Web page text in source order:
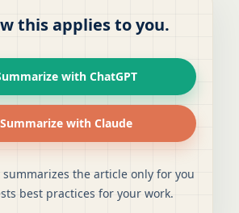
this applies to you.
with ChatGPT
Summarize with Claude
summarizes the article only for you
best practices for your work.